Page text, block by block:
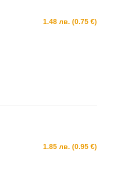
1.48 лв. (0.75 €)
1.85 лв. (0.95 €)